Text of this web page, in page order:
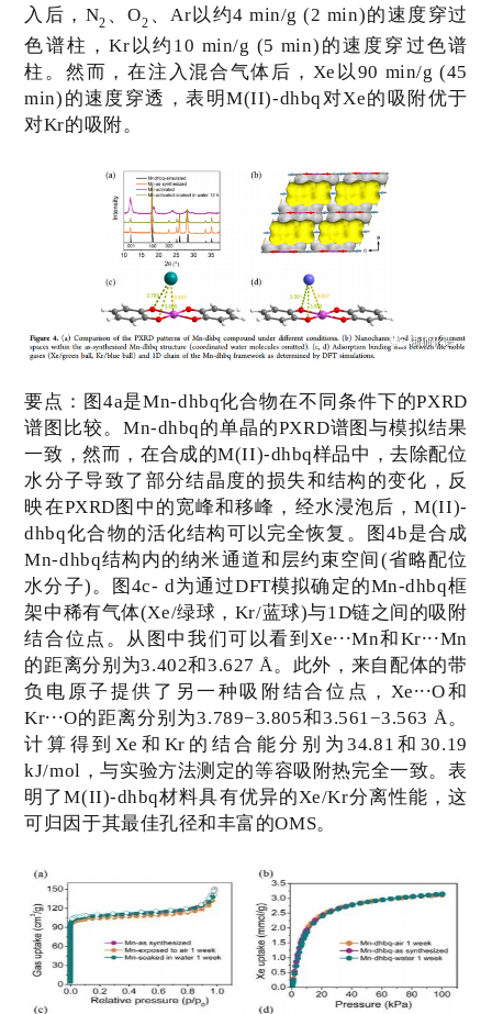
入后， N2 、O2 、 Ar 以约4 min/g (2 min)的速度穿过
色谱柱，Kr以约 10 min/g (5 min) 的速度穿过色谱
柱。然而，在注入混合气体后， Xe 以90 min/g (45
min) 的速度穿透，表明M(II)-dhbq对Xe的吸附优于
对Kr的吸附。
要点： 图 4a是Mn-dhbq化合物在不同条件下的PXRD
谱图比较。Mn-dhbq的单晶的PXRD谱图与模拟结果
一致，然而，在合成的M(II)-dhbq样品中，去除配位
水分子导致了部分结晶度的损失和结构的变化，反
映在PXRD图中的宽峰和移峰，经水浸泡后，M(II)-
dhbq化合物的活化结构可以完全恢复。图 4b是合成
Mn-dhbq结构内的纳米通道和层约束空间(省略配位
水分子) 。图 4c- d为通过DFT模拟确定的Mn-dhbq框
架中稀有气体(Xe/绿球， Kr/蓝球)与1D链之间的吸附
结合位点。从图中我们可以看到 Xe···Mn和Kr···Mn
的距离分别为3.402和3.627 Å 。此外，来自配体的带
负电原子提供了另一种吸附结合位点， Xe···O和
Kr···O的距离分别为3.789−3.805和3.561 −3.563 Å 。
计算得到 Xe 和 Kr 的结合能分别为34.81 和 30.19
kJ/mol ，与实验方法测定的等容吸附热完全一致。表
明了M(II)-dhbq材料具有优异的Xe/Kr分离性能，这
可归因于其最佳孔径和丰富的OMS。